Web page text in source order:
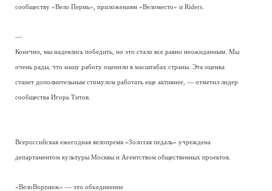
сообществу «Вело Пермь», приложениям «Веломесто» и Riders.
—
Конечно, мы надеялись победить, но это стало все равно неожиданным. Мы
очень рады, что нашу работу оценили в масштабах страны. Эта оценка
станет дополнительным стимулом работать еще активнее, — отметил лидер
сообщества Игорь Титов.
Всероссийская ежегодная велопремя «Золотая педаль» учреждена
департаментом культуры Москвы и Агентством общественных проектов.
«ВелоВоронеж» — это объединение